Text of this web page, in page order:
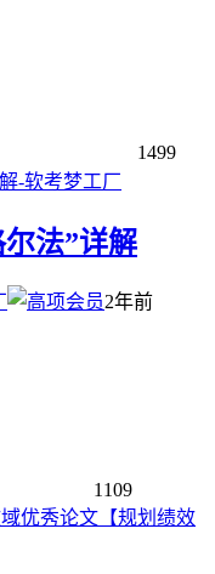
1499
法”详解
2年前
1109